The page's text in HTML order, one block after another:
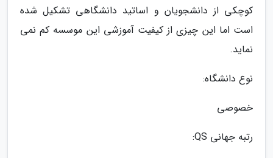
کوچکی از دانشجویان و اساتید دانشگاهی تشکیل شده
است اما این چیزی از کیفیت آموزشی این موسسه کم نمی
نماید.
نوع دانشگاه:
خصوصی
رتبه جهانی QS: